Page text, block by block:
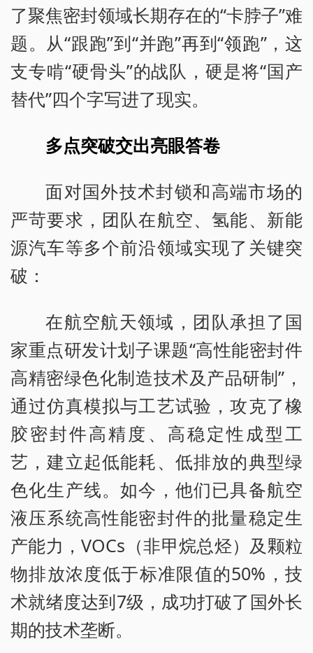
了聚焦密封领域长期存在的“卡脖子”难
题。从“跟跑”到“并跑”再到“领跑”，这
支专啃“硬骨头”的战队，硬是将“国产
替代”四个字写进了现实。
多点突破交出亮眼答卷
面对国外技术封锁和高端市场的
严苛要求，团队在航空、氢能、新能
源汽车等多个前沿领域实现了关键突
破：
在航空航天领域，团队承担了国
家重点研发计划子课题“高性能密封件
高精密绿色化制造技术及产品研制”，
通过仿真模拟与工艺试验，攻克了橡
胶密封件高精度、高稳定性成型工
艺，建立起低能耗、低排放的典型绿
色化生产线。如今，他们已具备航空
液压系统高性能密封件的批量稳定生
产能力，VOCs（非甲烷总烃）及颗粒
物排放浓度低于标准限值的50%，技
术就绪度达到7级，成功打破了国外长
期的技术垄断。